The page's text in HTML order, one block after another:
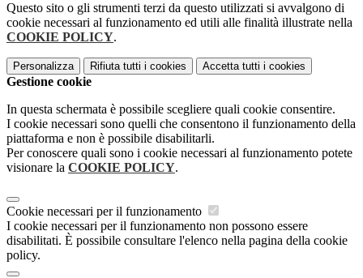
Questo sito o gli strumenti terzi da questo utilizzati si avvalgono di
cookie necessari al funzionamento ed utili alle finalità illustrate nella
COOKIE POLICY.
Personalizza Rifiuta tutti i cookies Accetta tutti i cookies
Gestione cookie
In questa schermata è possibile scegliere quali cookie consentire.
I cookie necessari sono quelli che consentono il funzionamento della
piattaforma e non è possibile disabilitarli.
Per conoscere quali sono i cookie necessari al funzionamento potete
visionare la COOKIE POLICY.
Cookie necessari per il funzionamento
I cookie necessari per il funzionamento non possono essere
disabilitati. È possibile consultare l'elenco nella pagina della cookie
policy.